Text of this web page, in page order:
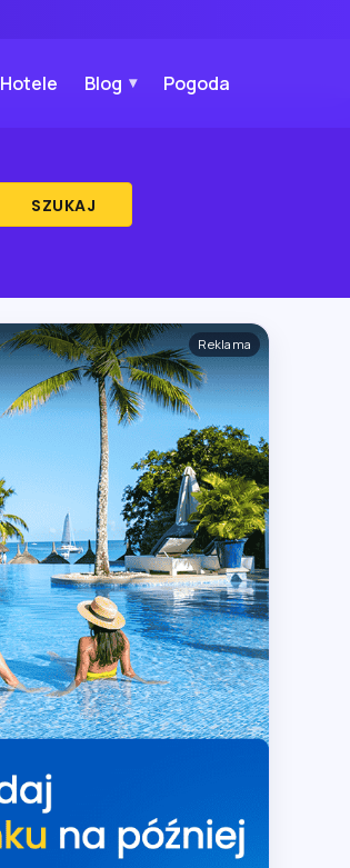
Hotele Blog Pogoda
SZUKAJ
Reklama